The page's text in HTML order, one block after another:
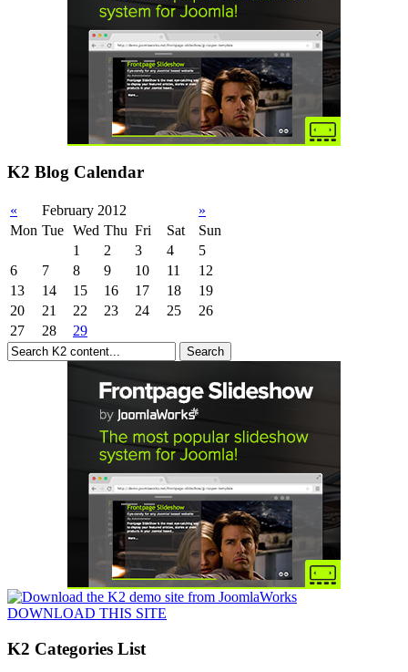
K2 Blog Calendar
« February 2012
»
Mon Tue Wed Thu Fri Sat
Sun
1
2 3 4
5
6
7 8 9 10 11
12
13
14 15 16 17 18
19
20
21 22 23 24 25
26
27
28 29
DOWNLOAD THIS SITE
K2 Categories List